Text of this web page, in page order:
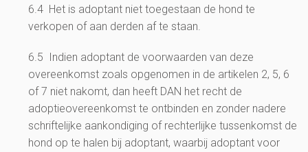
6.4 Het is adoptant niet toegestaan de hond te
verkopen of aan derden af te staan.
6.5 Indien adoptant de voorwaarden van deze
overeenkomst zoals opgenomen in de artikelen 2, 5, 6
of 7 niet nakomt, dan heeft DAN het recht de
adoptieovereenkomst te ontbinden en zonder nadere
schriftelijke aankondiging of rechterlijke tussenkomst de
hond op te halen bij adoptant, waarbij adoptant voor